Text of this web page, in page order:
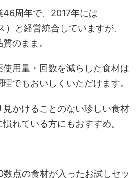
46周年で、2017年には
と経営統合していますが、
のまま。
用量・回数を減らした食材は
でもおいしくいただけます。
かけることのない珍しい食材
れている方にもおすすめ。
点の食材が入ったお試しセッ